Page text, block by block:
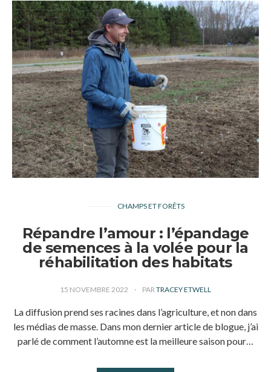
CHAMPS ET FORÊTS
Répandre l’amour : l’épandage
de semences à la volée pour la
réhabilitation des habitats
15 NOVEMBRE 2022 PAR TRACEY ETWELL
La diffusion prend ses racines dans l’agriculture, et non dans
les médias de masse. Dans mon dernier article de blogue, j’ai
parlé de comment l’automne est la meilleure saison pour…